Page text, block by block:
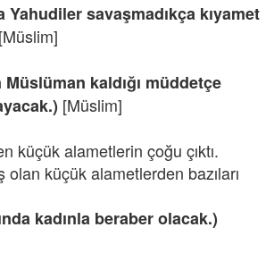
savaşmadıkça kıyamet
[Müslim]
kaldığı müddetçe
[Müslim]
küçük alametlerin çoğu çıktı.
olan küçük alametlerden bazıları
kadınla beraber olacak.)